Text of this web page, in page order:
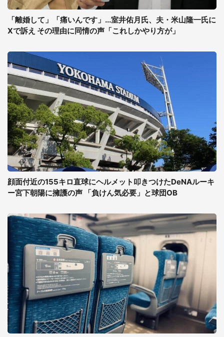
「離婚して」「痛いんです」...室井佑月氏、夫・米山隆一氏に
Xで訴え その理由に同情の声「これしかやり方が」
顔面付近の155キロ直球にヘルメット叩きつけたDeNAルーキ
ー宮下朝陽に擁護の声 「負けん気必要」と球団OB